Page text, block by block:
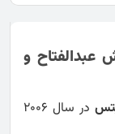
و
در سال 2006